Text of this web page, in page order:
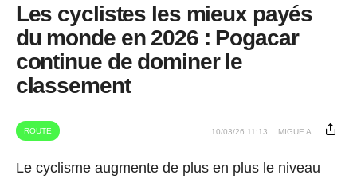
Les cyclistes les mieux payés
du monde en 2026 : Pogacar
continue de dominer le
classement
ROUTE 10/03/26 11:13 MIGUE A.
Le cyclisme augmente de plus en plus le niveau